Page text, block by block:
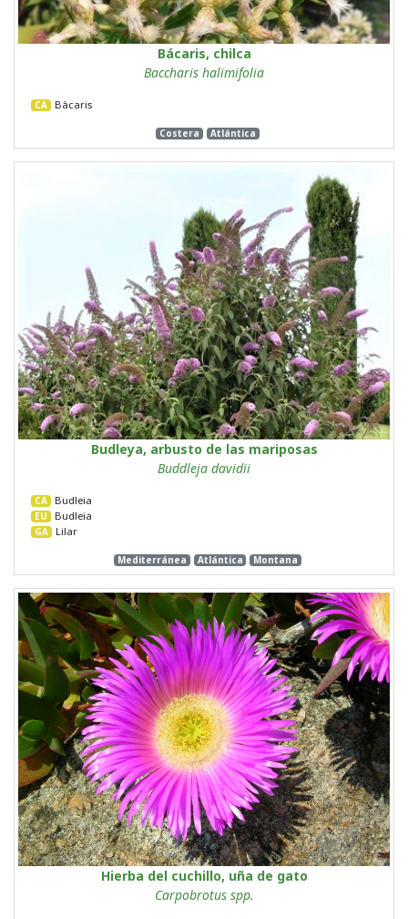
Bácaris, chilca
Baccharis halimifolia
CA Bàcaris
Costera Atlántica
Budleya, arbusto de las mariposas
Buddleja davidii
CA Budleia
EU Budleia
GA Lilar
Mediterránea Atlántica Montana
Hierba del cuchillo, uña de gato
Carpobrotus spp.